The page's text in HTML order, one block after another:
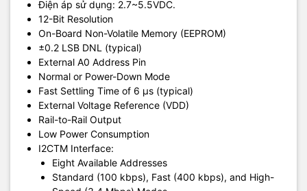
Điện áp sử dụng: 2.7~5.5VDC.
12-Bit Resolution
On-Board Non-Volatile Memory (EEPROM)
±0.2 LSB DNL (typical)
External A0 Address Pin
Normal or Power-Down Mode
Fast Settling Time of 6 µs (typical)
External Voltage Reference (VDD)
Rail-to-Rail Output
Low Power Consumption
I2CTM Interface:
Eight Available Addresses
Standard (100 kbps), Fast (400 kbps), and High-